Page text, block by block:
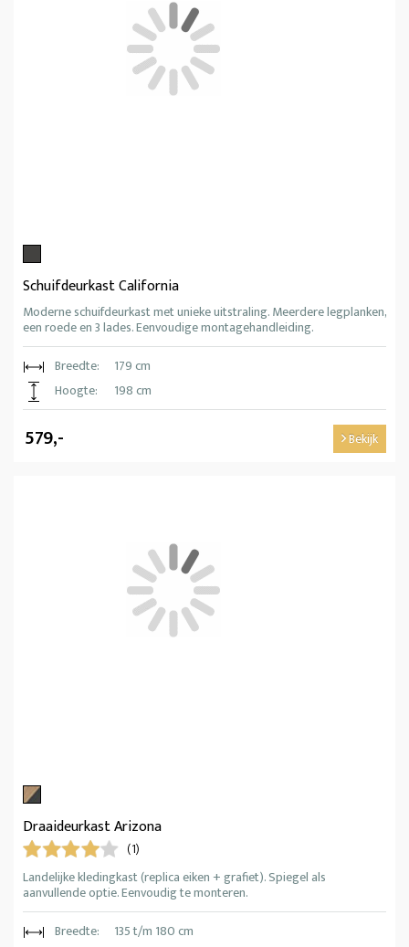
Schuifdeurkast California
Moderne schuifdeurkast met unieke uitstraling. Meerdere legplanken,
een roede en 3 lades. Eenvoudige montagehandleiding.
Breedte:
179 cm
Hoogte:
198 cm
579,- Bekijk
Draaideurkast Arizona
(1)
Landelijke kledingkast (replica eiken + grafiet). Spiegel als
aanvullende optie. Eenvoudig te monteren.
Breedte:
135 t/m 180 cm